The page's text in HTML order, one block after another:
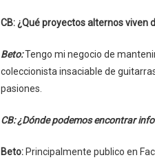
CB: ¿Qué proyectos alternos viven
Beto:Tengo mi negocio de
coleccionista insaciable de
pasiones.
CB: ¿Dónde podemos encontrar
Beto: Principalmente publico en